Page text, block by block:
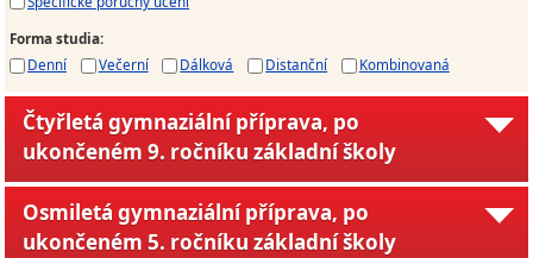
Forma studia:
Denní
Večerní Dálková Distanční Kombinovaná
Čtyřletá gymnaziální příprava, po
ukončeném 9. ročníku základní školy
Osmiletá gymnaziální příprava, po
ukončeném 5. ročníku základní školy